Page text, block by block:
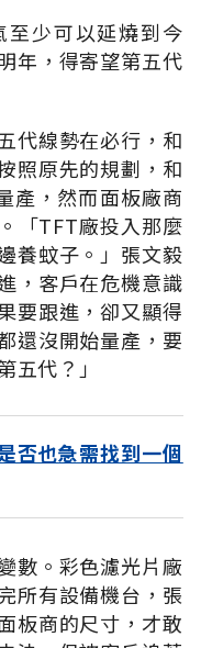
至少可以延燒到今
年，得寄望第五代
代線勢在必行，和
照原先的規劃，和
產，然而面板廠商
「TFT廠投入那麼
養蚊子。」張文毅
，客戶在危機意識
要跟進，卻又顯得
還沒開始量產，要
五代？」
否也急需找到一個
數。彩色濾光片廠
所有設備機台，張
板商的尺寸，才敢